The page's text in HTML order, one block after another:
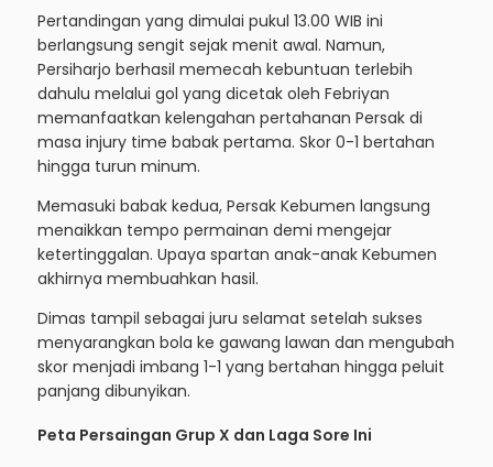
Pertandingan yang dimulai pukul 13.00 WIB ini
berlangsung sengit sejak menit awal. Namun,
Persiharjo berhasil memecah kebuntuan terlebih
dahulu melalui gol yang dicetak oleh Febriyan
memanfaatkan kelengahan pertahanan Persak di
masa injury time babak pertama. Skor 0-1 bertahan
hingga turun minum.
Memasuki babak kedua, Persak Kebumen langsung
menaikkan tempo permainan demi mengejar
ketertinggalan. Upaya spartan anak-anak Kebumen
akhirnya membuahkan hasil.
Dimas tampil sebagai juru selamat setelah sukses
menyarangkan bola ke gawang lawan dan mengubah
skor menjadi imbang 1-1 yang bertahan hingga peluit
panjang dibunyikan.
Peta Persaingan Grup X dan Laga Sore Ini